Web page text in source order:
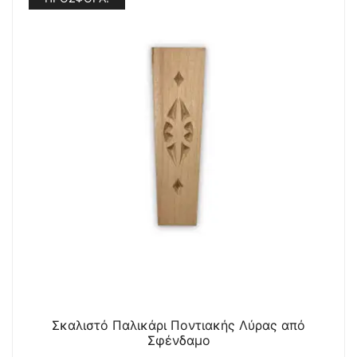
Σκαλιστό Παλικάρι Ποντιακής Λύρας από
Σφένδαμο